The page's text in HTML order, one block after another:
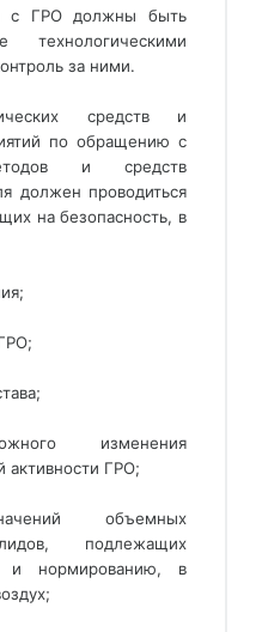
с ГРО должны быть
технологическими
за ними.
средств и
по обращению с
и средств
должен проводиться
на безопасность, в
изменения
ГРО;
объемных
подлежащих
и нормированию, в